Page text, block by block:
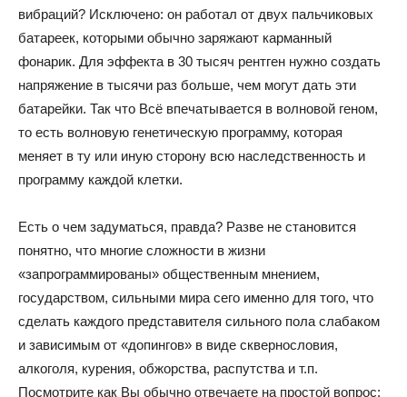
вибраций? Исключено: он работал от двух пальчиковых
батареек, которыми обычно заряжают карманный
фонарик. Для эффекта в 30 тысяч рентген нужно создать
напряжение в тысячи раз больше, чем могут дать эти
батарейки. Так что Всё впечатывается в волновой геном,
то есть волновую генетическую программу, которая
меняет в ту или иную сторону всю наследственность и
программу каждой клетки.
Есть о чем задуматься, правда? Разве не становится
понятно, что многие сложности в жизни
«запрограммированы» общественным мнением,
государством, сильными мира сего именно для того, что
сделать каждого представителя сильного пола слабаком
и зависимым от «допингов» в виде сквернословия,
алкоголя, курения, обжорства, распутства и т.п.
Посмотрите как Вы обычно отвечаете на простой вопрос: